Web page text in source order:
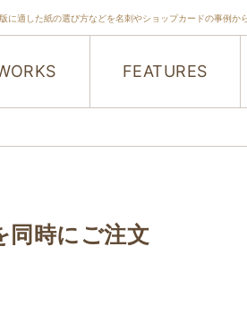
に適した紙の選び方などを名刺やショップカードの事例か
FEATURES
同時にご注文